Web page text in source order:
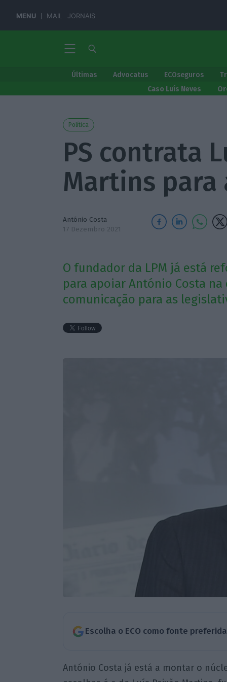
MENU MAIL JORNAIS
Últimas Advocatus ECOseguros
Caso Luís Neves
Política
PS contrata
Martins para
António Costa
17 Dezembro 2021
O fundador da LPM já está
para apoiar António Costa
comunicação para as
Escolha o ECO como fonte
António Costa já está a montar o